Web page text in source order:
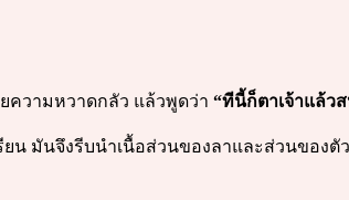
ความหวาดกลัว แล้วพูดว่า “ทีนี้ก็ตาเจ้าแล้ว
มันจึงรีบนำเนื้อส่วนของลาและส่วนของตั